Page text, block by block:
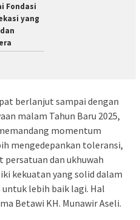
Fondasi
yang
berlanjut sampai dengan
malam Tahun Baru 2025,
momentum
mengedepankan toleransi,
dan ukhuwah
kekuatan yang solid dalam
lebih baik lagi. Hal
Betawi KH. Munawir Aseli.